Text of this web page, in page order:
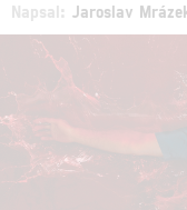
Napsal: Jaroslav